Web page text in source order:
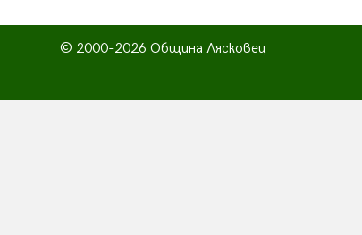
© 2000-2026 Община Лясковец